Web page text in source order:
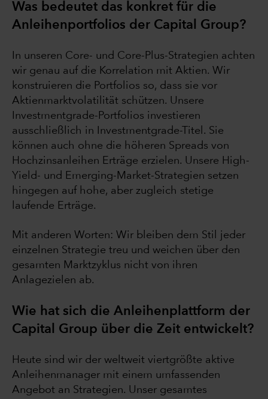
Was bedeutet das konkret für die
Anleihenportfolios der Capital Group?
In unseren Core- und Core-Plus-Strategien achten
wir genau auf die Korrelation mit Aktien. Wir
konstruieren die Portfolios so, dass sie vor
Aktienmarktvolatilität schützen. Unsere
Investmentgrade-Portfolios investieren
ausschließlich in Investmentgrade-Titel. Sie
können auch ohne die höheren Spreads von
Hochzinsanleihen Erträge erzielen. Unsere High-
Yield- und Emerging-Market-Strategien setzen
hingegen auf hohe, aber zugleich stetige
laufende Erträge.
Mit anderen Worten: Wir bleiben dem Stil jeder
einzelnen Strategie treu und weichen über den
gesamten Marktzyklus nicht von ihren
Anlagezielen ab.
Wie hat sich die Anleihenplattform der
Capital Group über die Zeit entwickelt?
Heute sind wir der weltweit viertgrößte aktive
Anleihenmanager mit einem umfassenden
Angebot an Strategien. Unser gesamtes